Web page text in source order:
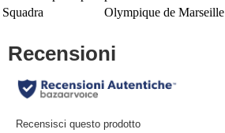
Squadra
Olympique de Marseille